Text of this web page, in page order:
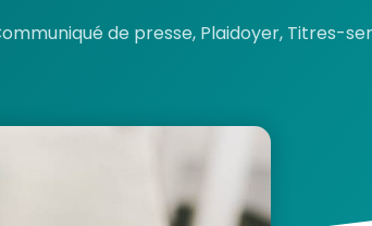
de presse, Plaidoyer, Titres-